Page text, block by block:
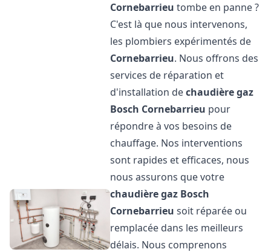
Cornebarrieu tombe en panne ?
C'est là que nous intervenons,
les plombiers expérimentés de
Cornebarrieu. Nous offrons des
services de réparation et
d'installation dechaudière gaz
Bosch Cornebarrieu pour
répondre à vos besoins de
chauffage. Nos interventions
sont rapides et efficaces, nous
nous assurons que votre
chaudière gaz Bosch
Cornebarrieu soit réparée ou
remplacée dans les meilleurs
délais. Nous comprenons